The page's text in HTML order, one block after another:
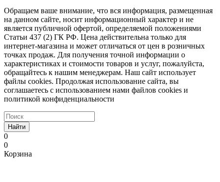
Обращаем ваше внимание, что вся информация, размещенная
на данном сайте, носит информационный характер и не
является публичной офертой, определяемой положениями
Статьи 437 (2) ГК РФ. Цена действительна только для
интернет-магазина и может отличаться от цен в розничных
точках продаж. Для получения точной информации о
характеристиках и стоимости товаров и услуг, пожалуйста,
обращайтесь к нашим менеджерам. Наш сайт использует
файлы cookies. Продолжая использование сайта, вы
соглашаетесь с использованием нами файлов cookies и
политикой конфиденциальности
Найти
0
0
Корзина